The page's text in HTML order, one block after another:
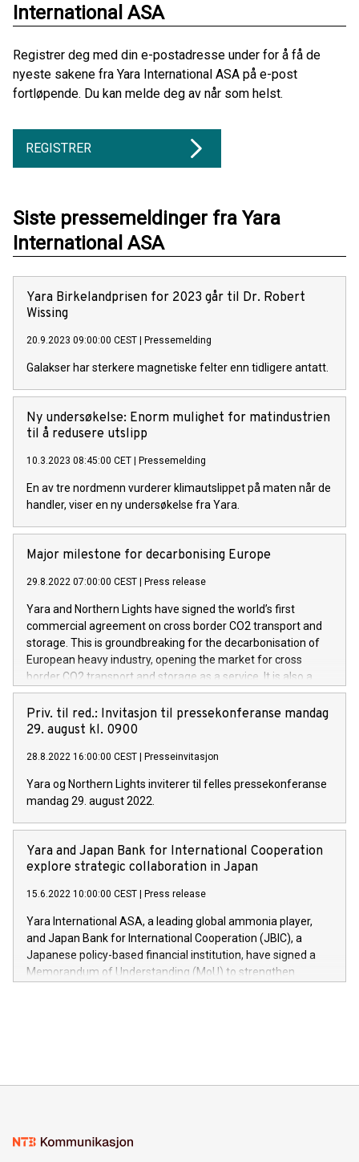
International ASA
Registrer deg med din e-postadresse under for å få de
nyeste sakene fra Yara International ASA på e-post
fortløpende. Du kan melde deg av når som helst.
REGISTRER
Siste pressemeldinger fra Yara
International ASA
Yara Birkelandprisen for 2023 går til Dr. Robert
Wissing
20.9.2023 09:00:00 CEST | Pressemelding
Galakser har sterkere magnetiske felter enn tidligere antatt.
Ny undersøkelse: Enorm mulighet for matindustrien
til å redusere utslipp
10.3.2023 08:45:00 CET | Pressemelding
En av tre nordmenn vurderer klimautslippet på maten når de
handler, viser en ny undersøkelse fra Yara.
Major milestone for decarbonising Europe
29.8.2022 07:00:00 CEST | Press release
Yara and Northern Lights have signed the world’s first
commercial agreement on cross border CO2 transport and
storage. This is groundbreaking for the decarbonisation of
European heavy industry, opening the market for cross
border CO2 transport and storage as a service. It is also a
major milestone towards achieving Yara’s own net zero
targets.
Priv. til red.: Invitasjon til pressekonferanse mandag
29. august kl. 0900
28.8.2022 16:00:00 CEST | Presseinvitasjon
Yara og Northern Lights inviterer til felles pressekonferanse
mandag 29. august 2022.
Yara and Japan Bank for International Cooperation
explore strategic collaboration in Japan
15.6.2022 10:00:00 CEST | Press release
Yara International ASA, a leading global ammonia player,
and Japan Bank for International Cooperation (JBIC), a
Japanese policy-based financial institution, have signed a
Memorandum of Understanding (MoU) to strengthen